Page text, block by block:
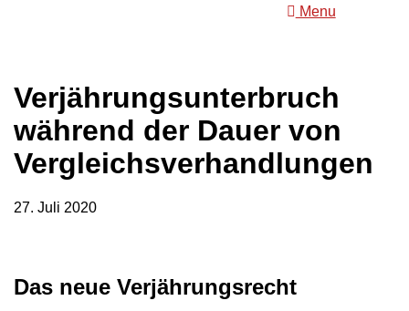
Menu
Verjährungsunterbruch
während der Dauer von
Vergleichsverhandlungen
27. Juli 2020
Das neue Verjährungsrecht